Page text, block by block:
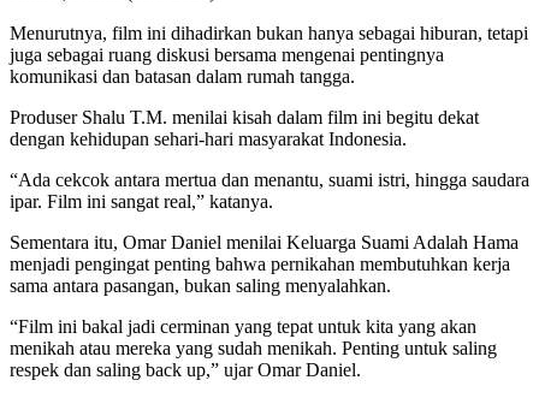
Menurutnya, film ini dihadirkan bukan hanya sebagai hiburan, tetapi
juga sebagai ruang diskusi bersama mengenai pentingnya
komunikasi dan batasan dalam rumah tangga.
Produser Shalu T.M. menilai kisah dalam film ini begitu dekat
dengan kehidupan sehari-hari masyarakat Indonesia.
“Ada cekcok antara mertua dan menantu, suami istri, hingga saudara
ipar. Film ini sangat real,” katanya.
Sementara itu, Omar Daniel menilai Keluarga Suami Adalah Hama
menjadi pengingat penting bahwa pernikahan membutuhkan kerja
sama antara pasangan, bukan saling menyalahkan.
“Film ini bakal jadi cerminan yang tepat untuk kita yang akan
menikah atau mereka yang sudah menikah. Penting untuk saling
respek dan saling back up,” ujar Omar Daniel.